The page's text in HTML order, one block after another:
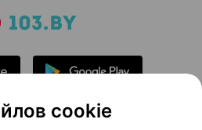
cookie